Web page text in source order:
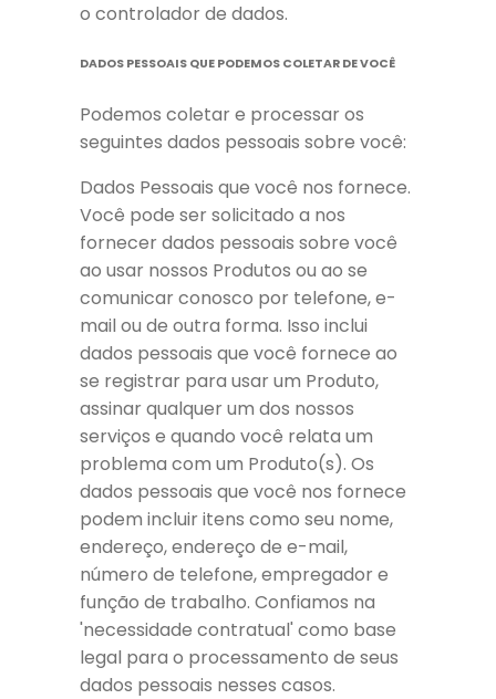
o controlador de dados.
DADOS PESSOAIS QUE PODEMOS COLETAR DE VOCÊ
Podemos coletar e processar os
seguintes dados pessoais sobre você:
Dados Pessoais que você nos fornece.
Você pode ser solicitado a nos
fornecer dados pessoais sobre você
ao usar nossos Produtos ou ao se
comunicar conosco por telefone, e-
mail ou de outra forma. Isso inclui
dados pessoais que você fornece ao
se registrar para usar um Produto,
assinar qualquer um dos nossos
serviços e quando você relata um
problema com um Produto(s). Os
dados pessoais que você nos fornece
podem incluir itens como seu nome,
endereço, endereço de e-mail,
número de telefone, empregador e
função de trabalho. Confiamos na
'necessidade contratual' como base
legal para o processamento de seus
dados pessoais nesses casos.